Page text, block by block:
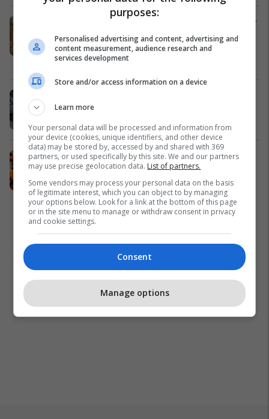
InstaBuilt lanson konceptin inovativ
“PopUp Houses” - kosto e
përballueshme dhe shpejtësi
maksimale në ndërtim
InstaBuilt
profesionalizëm
Porsche Prishtina
Siguria nga zjarri kërkon planifikim
dhe standarde profesionale
Albkos Safety
purposes:
Personalised advertising and content, advertising and
content measurement, audience research and
services development
Store and/or access information on a device
Learn more
Your personal data will be processed and information from
your device (cookies, unique identifiers, and other device
data) may be stored by, accessed by and shared with 369
partners, or used specifically by this site. We and our partners
may use precise geolocation data. List of partners.
Some vendors may process your personal data on the basis
of legitimate interest, which you can object to by managing
your options below. Look for a link at the bottom of this page
or in the site menu to manage or withdraw consent in privacy
and cookie settings.
Consent
Manage options